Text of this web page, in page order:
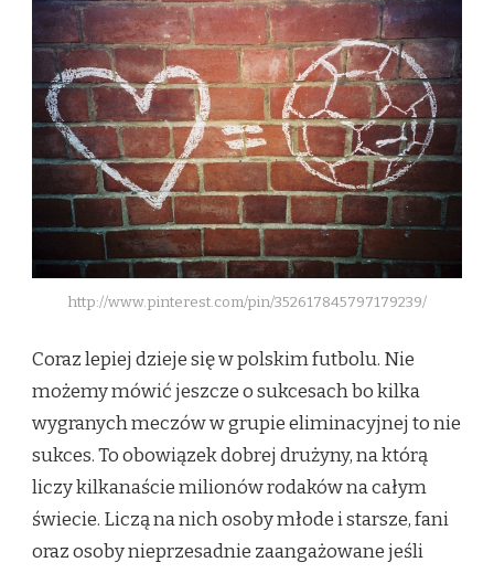
I
POLSKA
NA
CZELE
http://www.pinterest.com/pin/352617845797179239/
Coraz lepiej dzieje się w polskim futbolu. Nie
możemy mówić jeszcze o sukcesach bo kilka
wygranych meczów w grupie eliminacyjnej to nie
sukces. To obowiązek dobrej drużyny, na którą
liczy kilkanaście milionów rodaków na całym
świecie. Liczą na nich osoby młode i starsze, fani
oraz osoby nieprzesadnie zaangażowane jeśli